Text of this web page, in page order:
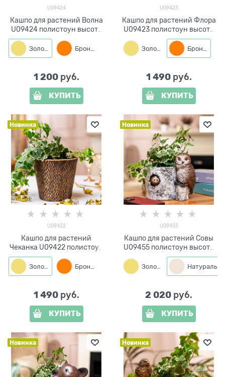
U09424
Кашпо для растений Волна
U09424 полистоун высота
14см
1 200 руб.
КУПИТЬ
U09423
Кашпо для растений Флора
U09423 полистоун высота
15см
1 490 руб.
КУПИТЬ
Новинка
U09422
Кашпо для растений
Чеканка U09422 полистоун
высота 15см
1 490 руб.
КУПИТЬ
Новинка
U09455
Кашпо для растений Совы
U09455 полистоун высота
19 см
2 020 руб.
КУПИТЬ
Новинка Новинка